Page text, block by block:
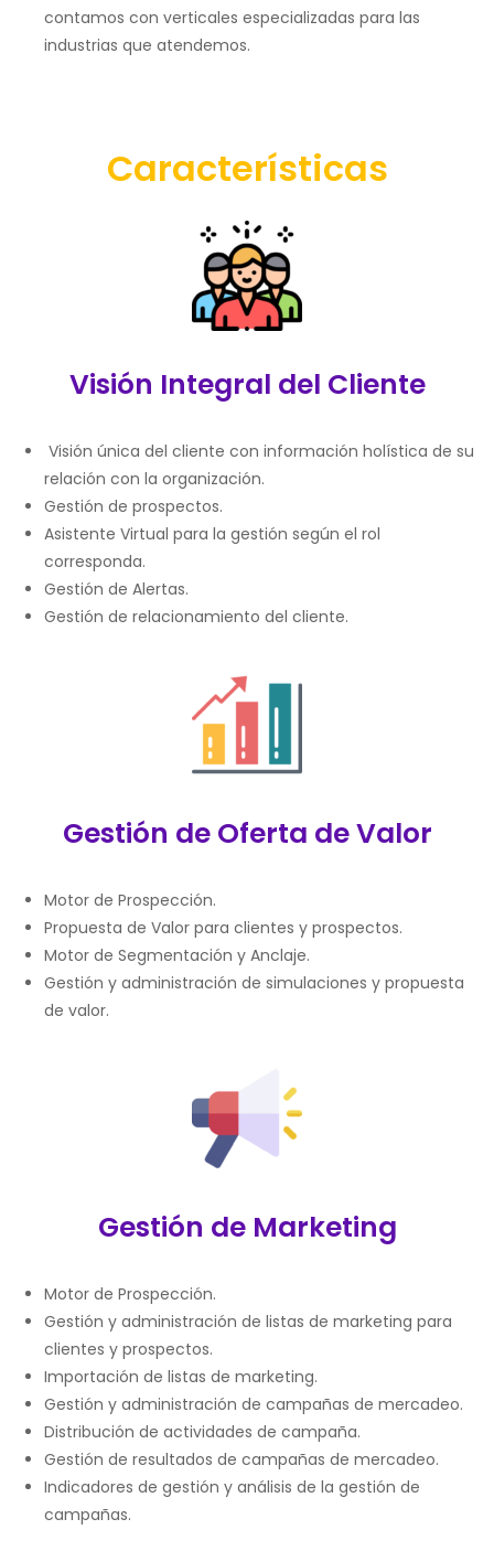
contamos con verticales especializadas para las
industrias que atendemos.
Características
Visión Integral del Cliente
Visión única del cliente con información holística de su
relación con la organización.
Gestión de prospectos.
Asistente Virtual para la gestión según el rol
corresponda.
Gestión de Alertas.
Gestión de relacionamiento del cliente.
Gestión de Oferta de Valor
Motor de Prospección.
Propuesta de Valor para clientes y prospectos.
Motor de Segmentación y Anclaje.
Gestión y administración de simulaciones y propuesta
de valor.
Gestión de Marketing
Motor de Prospección.
Gestión y administración de listas de marketing para
clientes y prospectos.
Importación de listas de marketing.
Gestión y administración de campañas de mercadeo.
Distribución de actividades de campaña.
Gestión de resultados de campañas de mercadeo.
Indicadores de gestión y análisis de la gestión de
campañas.